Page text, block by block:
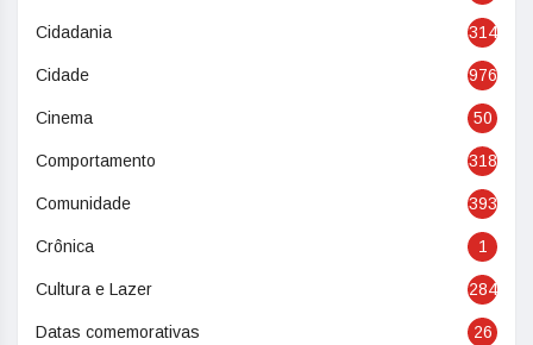
Cidadania 314
Cidade 976
Cinema 50
Comportamento 318
Comunidade 393
Crônica 1
Cultura e Lazer 284
Datas comemorativas 26